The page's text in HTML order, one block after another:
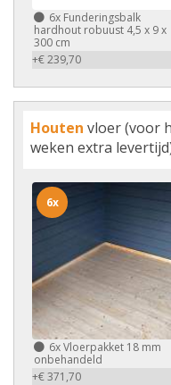
6x Funderingsbalk
hardhout robuust 4,5 x 9 x
300 cm
+€ 239,70
Houten vloer (voor
weken extra
6xVloerpakket 18 mm
onbehandeld
+€ 371,70
6x